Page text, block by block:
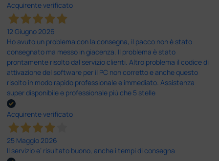
Acquirente verificato
12 Giugno 2026
Ho avuto un problema con la consegna, il pacco non è stato
consegnato ma messo in giacenza. Il problema è stato
prontamente risolto dal servizio clienti. Altro problema il codice di
attivazione del software per il PC non corretto e anche questo
risolto in modo rapido professionale e immediato. Assistenza
super disponibile e professionale più che 5 stelle
Acquirente verificato
25 Maggio 2026
Il servizio e’ risultato buono, anche i tempi di consegna